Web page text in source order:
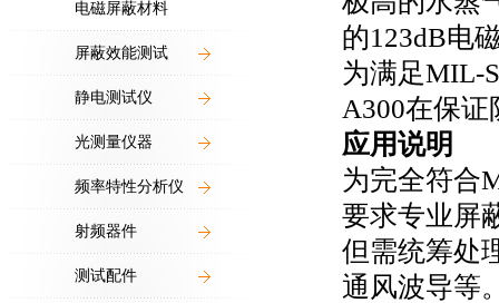
电磁屏蔽材料
屏蔽效能测试
静电测试仪
光测量仪器
频率特性分析仪
射频器件
测试配件
的123dB电
为满足MIL-
A300在保证
应用说明
为完全符合
要求专业屏
但需统筹处
通风波导等